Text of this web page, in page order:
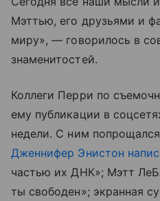
Мэттью, его друзьями и
миру», — говорилось в
знаменитостей.
Коллеги Перри по
ему публикации в
недели. С ним
Дженнифер Энистон
частью их ДНК»; Мэтт
ты свободен»; экранная